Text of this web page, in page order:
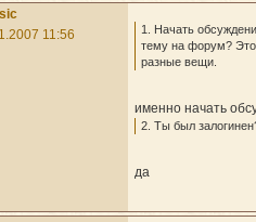
11:56
1. Начать
тему на форум? Это
разные вещи.
именно начать
2. Ты был
да